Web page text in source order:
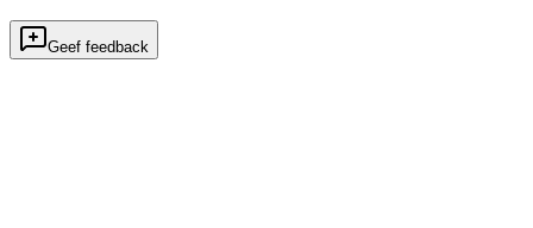
Geef feedback